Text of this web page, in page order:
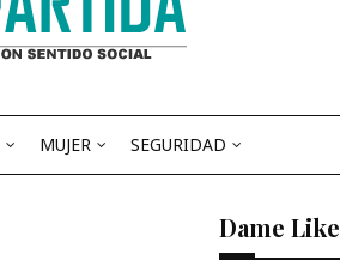
MUJER SEGURIDAD
Dame Like